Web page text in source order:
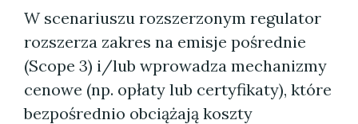
W scenariuszu rozszerzonym regulator
rozszerza zakres na emisje pośrednie
(Scope 3) i/lub wprowadza mechanizmy
cenowe (np. opłaty lub certyfikaty), które
bezpośrednio obciążają koszty